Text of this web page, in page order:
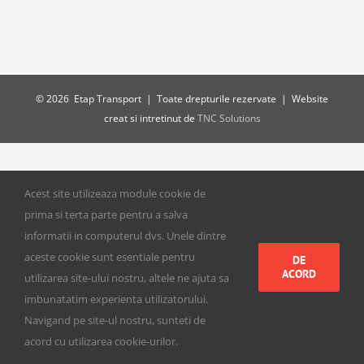
©2026 Etap Transport | Toate drepturile rezervate | Website
creat si intretinut de TNC Solutions
Acest site utilizeaza module cookie de
prima si terta parte pentru a salva
informatii in computerul dvs. Unele dintre
aceste cookie sunt esentiale pentru
utilizarea site-ului nostru, altele ne ajuta sa
imbunatatim experienta utilizatorului.
Navigand pe site-ul nostru, sunteti de
acord cu utilizarea cookie-urilor.
DE
ACORD